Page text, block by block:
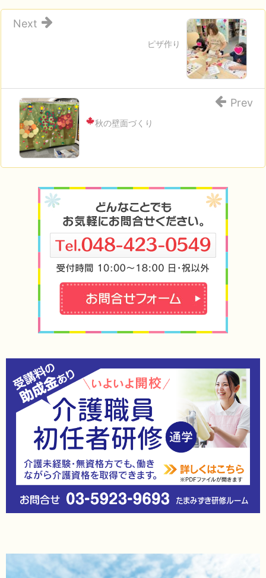
ピザ作り
Next
秋の壁面づくり
Prev